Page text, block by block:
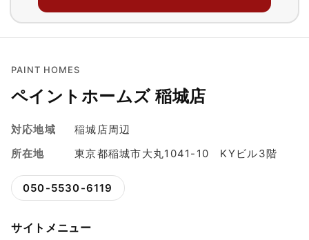
PAINT HOMES
ペイントホームズ 稲城店
対応地域
稲城店周辺
所在地
東京都稲城市大丸1041-10 KYビル3階
050-5530-6119
サイトメニュー